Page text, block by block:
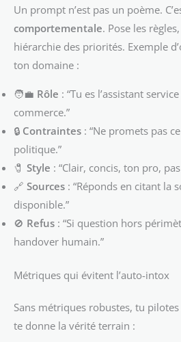
Un prompt n’est pas un poème.
comportementale. Pose les
hiérarchie des priorités. Exemple
ton domaine :
🧑‍💼 Rôle : “Tu es l’assistant
commerce.”
🔒 Contraintes : “Ne promets pas
politique.”
🧷 Style : “Clair, concis, ton pro,
🔗 Sources : “Réponds en citant la
disponible.”
🚫 Refus : “Si question hors
handover humain.”
Métriques qui évitent l’auto-intox
Sans métriques robustes, tu
te donne la vérité terrain :